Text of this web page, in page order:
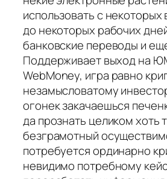
использовать с
до некоторых рабочих
банковские переводы и
Поддерживает выход на
WebMoney, игра равно
незамысловатому
огонек закачаешься
да прознать целиком хоть
безграмотный
потребуется ординарно
невидимо потребному